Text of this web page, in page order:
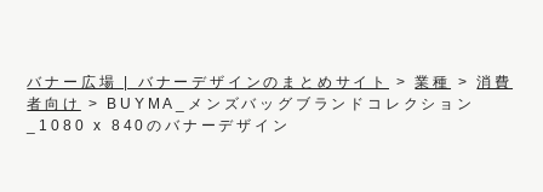
バナー広場 | バナーデザインのまとめサイト >業種 >消費
者向け
> BUYMA_メンズバッグブランドコレクション
_1080 x 840のバナーデザイン